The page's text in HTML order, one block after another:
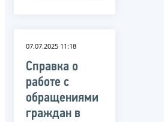
07.07.2025 11:18
Справка о
работе с
обращениями
граждан в